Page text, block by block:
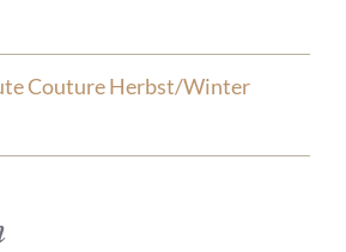
Couture Herbst/Winter